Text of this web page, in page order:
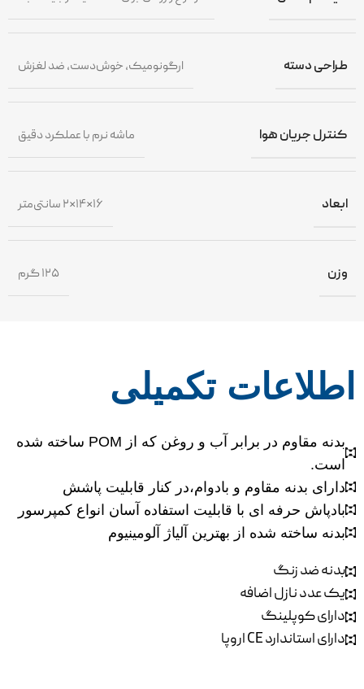
طراحی دسته ارگونومیک، خوش‌دست، ضد لغزش
کنترل جریان هوا ماشه نرم با عملکرد دقیق
ابعاد ۱۶×۱۴×۲ سانتی‌متر
وزن ۱۲۵ گرم
اطلاعات تکمیلی
بدنه مقاوم در برابر آب و روغن که از POM ساخته شده
است.
دارای بدنه مقاوم و بادوام،در کنار قابلیت پاشش
بادپاش حرفه ای با قابلیت استفاده آسان انواع کمپرسور
بدنه ساخته شده از بهترین آلیاژ آلومینیوم
بدنه ضد زنگ
یک عدد نازل اضافه
دارای کوپلینگ
دارای استاندارد CE اروپا